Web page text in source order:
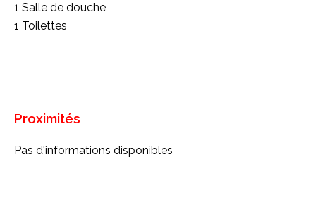
1 Salle de douche
1 Toilettes
Proximités
Pas d'informations disponibles